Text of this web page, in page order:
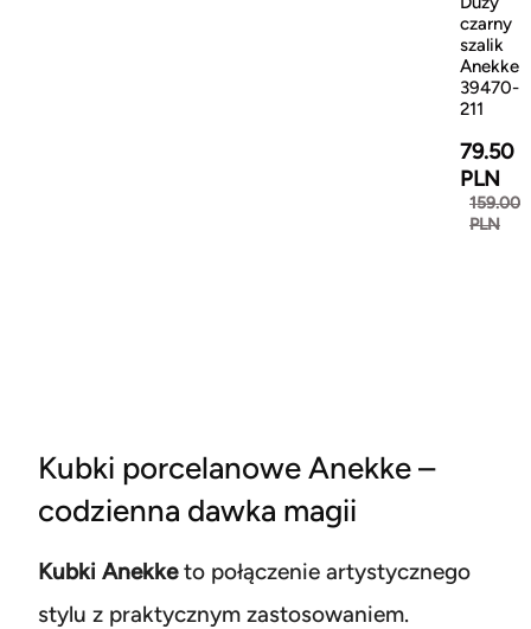
czarny
szalik
Anekke
39470-
211
79.50
PLN
159.00
PLN
Kubki porcelanowe Anekke –
codzienna dawka magii
Kubki Anekketo połączenie artystycznego
stylu z praktycznym zastosowaniem.